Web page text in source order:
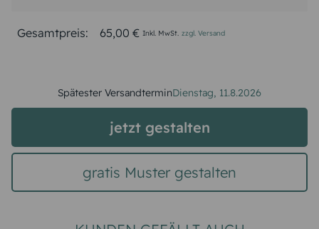
Gesamtpreis: 65,00 € Inkl. MwSt. zzgl. Versand
Spätester VersandterminDienstag, 11.8.2026
jetzt gestalten
gratis Muster gestalten